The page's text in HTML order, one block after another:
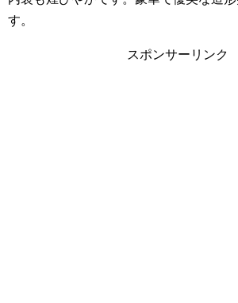
す。
スポンサーリンク